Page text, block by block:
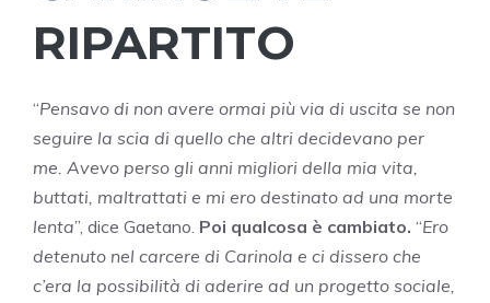
RIPARTITO
“Pensavo di non avere ormai più via di uscita se non
seguire la scia di quello che altri decidevano per
me. Avevo perso gli anni migliori della mia vita,
buttati, maltrattati e mi ero destinato ad una morte
lenta”, dice Gaetano. Poi qualcosa è cambiato. “Ero
detenuto nel carcere di Carinola e ci dissero che
c’era la possibilità di aderire ad un progetto sociale,